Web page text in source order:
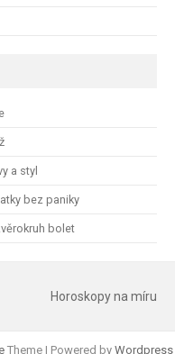
a styl
bez paniky
bolet
Horoskopy na míru
Theme | Powered by Wordpress